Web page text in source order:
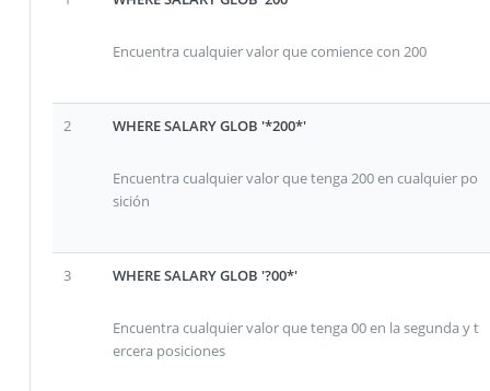
Encuentra cualquier valor que comience con 200
2 WHERE SALARY GLOB '*200*'
Encuentra cualquier valor que tenga 200 en cualquier po
sición
3 WHERE SALARY GLOB '?00*'
Encuentra cualquier valor que tenga 00 en la segunda y t
ercera posiciones